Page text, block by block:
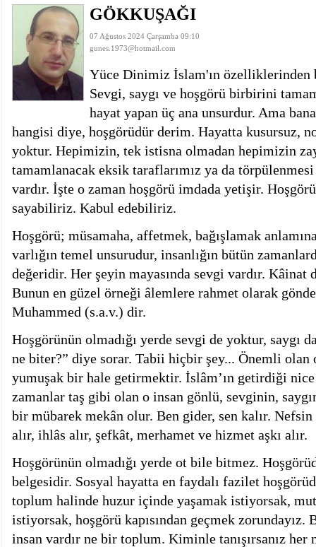
istiyor
19:06- Öter: Maneviyatı ve ahlaki yapıyı bozan en
- MARSU, Kabala Mahallesi'nin Yaklaşık 40
18:14- VEFAT • Mehmet Ata Baştuğ
13:13- Başkan Genç, Şırnak'ta dönel kavşak çağrısını
13:06- Bitlis'te bir kişinin hayatını kaybettiği husumet
13:05- Öter: Çiftçinin kullandığı mazot, gübre ve
13:03- Batman Üniversitesinin 2026 YKS kontenjanı
GÖKKUŞAĞI
07 Ağustos 2024 Çarşamba 09:10
gunes.1973@hotmail.com
Yüce Dinimiz İslam'ın özelliklerinden
Sevgi, saygı ve hoşgörü birbirini
hayat yapan üç ana unsurdur. Ama
hangisi diye, hoşgörüdür derim. Hayatta kusursuz,
yoktur. Hepimizin, tek istisna olmadan hepimizin
tamamlanacak eksik taraflarımız ya da
vardır. İşte o zaman hoşgörü imdada yetişir.
sayabiliriz. Kabul edebiliriz.
Hoşgörü; müsamaha, affetmek, bağışlamak
varlığın temel unsurudur, insanlığın bütün
değeridir. Her şeyin mayasında sevgi vardır.
Bunun en güzel örneği âlemlere rahmet olarak
Muhammed (s.a.v.) dir.
Hoşgörünün olmadığı yerde sevgi de yoktur, saygı
ne biter?” diye sorar. Tabii hiçbir şey... Önemli
yumuşak bir hale getirmektir. İslâm’ın getirdiği
zamanlar taş gibi olan o insan gönlü, sevginin,
bir mübarek mekân olur. Ben gider, sen kalır.
alır, ihlâs alır, şefkât, merhamet ve hizmet aşkı alır.
Hoşgörünün olmadığı yerde ot bile bitmez.
belgesidir. Sosyal hayatta en faydalı fazilet
toplum halinde huzur içinde yaşamak istiyorsak,
istiyorsak, hoşgörü kapısından geçmek zorundayız.
insan vardır ne bir toplum. Kiminle tanışırsanız her